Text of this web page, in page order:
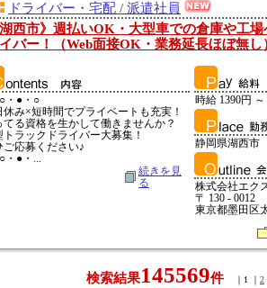
ドライバー・宅配 / 派遣社員
湖西市》週払いOK・大型車での倉庫や工
バー！（Web面接OK・業務延長ほぼ無
・●・○
休み×短時間でプライベートも充実！
てる資格を生かして働きませんか？
トラックドライバー大募集！
ご応募ください♪
・●・...
続きを見
る
時給 1390円
静岡県湖西市
株式会社エク
〒 130 - 0012
東京都墨田区
検索結果145569件 ｜1 ｜ 2